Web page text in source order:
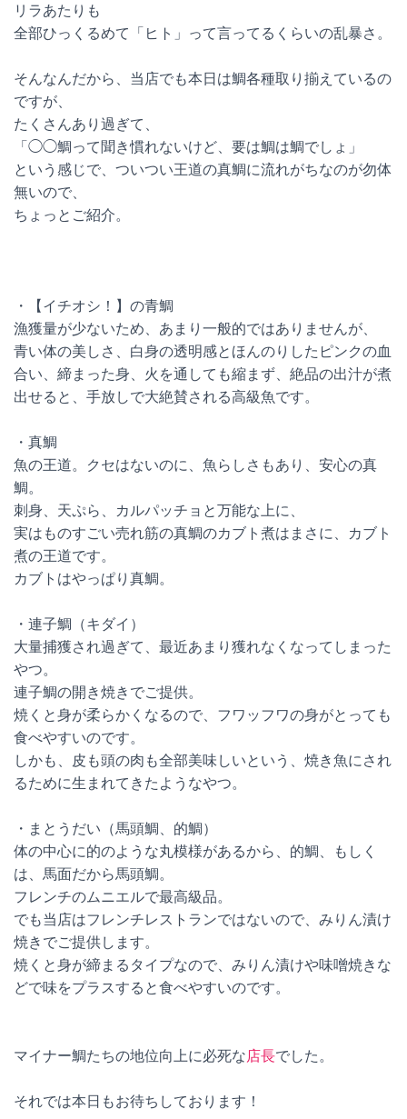
リラあたりも
全部ひっくるめて「ヒト」って言ってるくらいの乱暴さ。
そんなんだから、当店でも本日は鯛各種取り揃えているの
ですが、
たくさんあり過ぎて、
「◯◯鯛って聞き慣れないけど、要は鯛は鯛でしょ」
という感じで、ついつい王道の真鯛に流れがちなのが勿体
無いので、
ちょっとご紹介。
・【イチオシ！】の青鯛
漁獲量が少ないため、あまり一般的ではありませんが、
青い体の美しさ、白身の透明感とほんのりしたピンクの血
合い、締まった身、火を通しても縮まず、絶品の出汁が煮
出せると、手放しで大絶賛される高級魚です。
・真鯛
魚の王道。クセはないのに、魚らしさもあり、安心の真
鯛。
刺身、天ぷら、カルパッチョと万能な上に、
実はものすごい売れ筋の真鯛のカブト煮はまさに、カブト
煮の王道です。
カブトはやっぱり真鯛。
・連子鯛（キダイ）
大量捕獲され過ぎて、最近あまり獲れなくなってしまった
やつ。
連子鯛の開き焼きでご提供。
焼くと身が柔らかくなるので、フワッフワの身がとっても
食べやすいのです。
しかも、皮も頭の肉も全部美味しいという、焼き魚にされ
るために生まれてきたようなやつ。
・まとうだい（馬頭鯛、的鯛）
体の中心に的のような丸模様があるから、的鯛、もしく
は、馬面だから馬頭鯛。
フレンチのムニエルで最高級品。
でも当店はフレンチレストランではないので、みりん漬け
焼きでご提供します。
焼くと身が締まるタイプなので、みりん漬けや味噌焼きな
どで味をプラスすると食べやすいのです。
マイナー鯛たちの地位向上に必死な店長でした。
それでは本日もお待ちしております！